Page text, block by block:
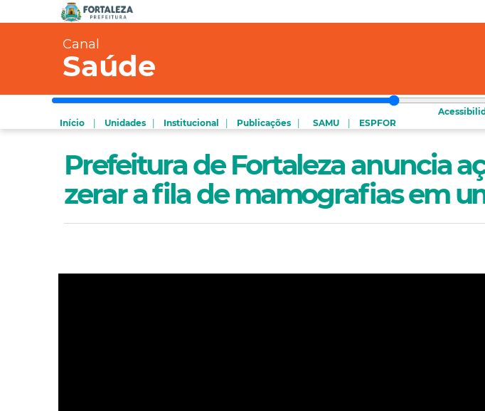
Canal
Saúde
Início Unidades Institucional Publicações SAMU ESPFOR
Prefeitura de Fortaleza anuncia
zerar a fila de mamografias em